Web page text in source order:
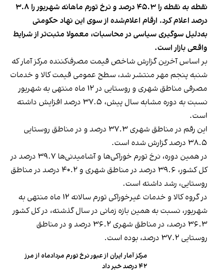
نقطه به نقطه را ۴۵.۳ درصد و نرخ تورم ماهانه شهریور را ۳.۸
درصد اعلام کرد. ارقام اعلام‌شده از سوی این نهاد حکومتی
به‌دلیل سوگیری سیاسی در محاسبات، معمولا مثبت‌تر از شرایط
واقعی بازار است.
بر اساس آخرین گزارش شاخص قیمت مصرف‌کننده مرکز آمار که
شنبه پنجم مهر منتشر شد، سطح عمومی قیمت کالا و خدمات
مصرفی مناطق شهری و روستایی در ۱۲ ماه منتهی به شهریور
نسبت به دوره مشابه سال پیش، ۳۷.۵ درصد افزایش داشته
است.
این رقم در مناطق شهری ۳۷.۳ درصد و در مناطق روستایی
۳۸.۵ درصد گزارش شده است.
در همین دوره، نرخ تورم خوراکی‌ها و آشامیدنی‌ها ۳۹.۷ درصد در
کل کشور، ۳۹.۶ درصد در مناطق شهری و ۴۰.۲ درصد در مناطق
روستایی، رشد داشته است.
در گروه کالا و خدمات غیرخوراکی تورم سالانه ۱۲ ماه منتهی به
شهریور، نسبت به همین بازه زمانی در سال گذشته، در کل کشور
۳۶.۳ درصد، در مناطق شهری ۳۶.۲ درصد و در مناطق
روستایی ۳۷.۲ درصد، بوده است.
مرکز آمار ایران از عبور نرخ تورم مردادماه از مرز
۴۲ درصد خبر داد